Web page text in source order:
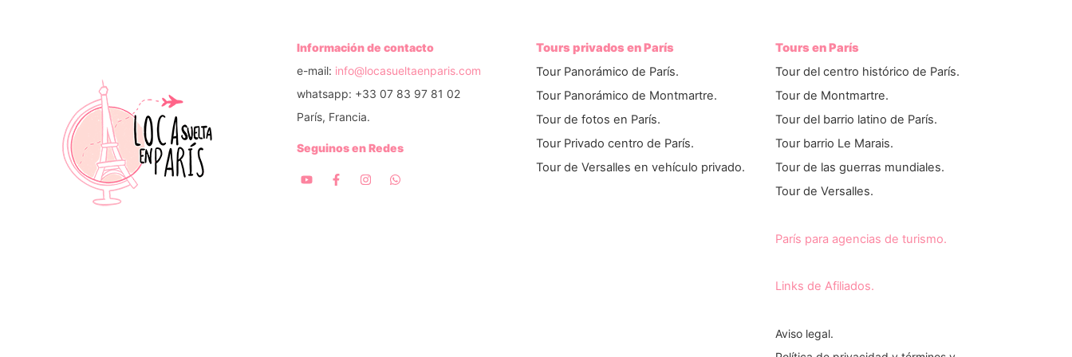
Información de contacto
e-mail: info@locasueltaenparis.com
whatsapp: +33 07 83 97 81 02
París, Francia.
Seguinos en Redes
Tours privados en París
Tour Panorámico de París.
Tour Panorámico de Montmartre.
Tour de fotos en París.
Tour Privado centro de París.
Tour de Versalles en vehículo privado.
Tours en París
Tour del centro histórico de París.
Tour de Montmartre.
Tour del barrio latino de París.
Tour barrio Le Marais.
Tour de las guerras mundiales.
Tour de Versalles.
París para agencias de turismo.
Links de Afiliados.
Aviso legal.